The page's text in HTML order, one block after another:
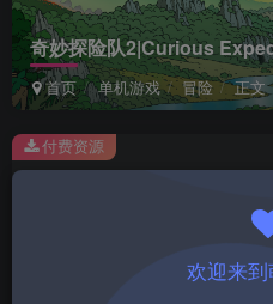
奇妙探险队2|Curious
首页 单机游戏 冒险 正文
此内容为付费资源，请付费后查看
￥
付费资源
欢迎来